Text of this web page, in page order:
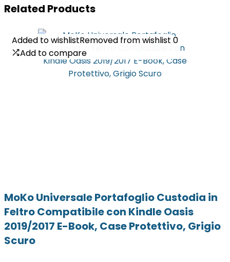
Related Products
Added to wishlistRemoved from wishlist 0
Add to compare
MoKo Universale Portafoglio Custodia in
Feltro Compatibile con Kindle Oasis
2019/2017 E-Book, Case Protettivo, Grigio
Scuro
Added to wishlistRemoved from wishlist 0
Add to compare